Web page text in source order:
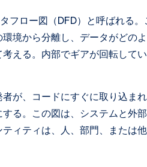
フロー図（DFD）と呼ばれる
境から分離し、データがどの
える。内部でギアが回転して
が、コードにすぐに取り込ま
る。この図は、システムと外
ィティは、人、部門、または